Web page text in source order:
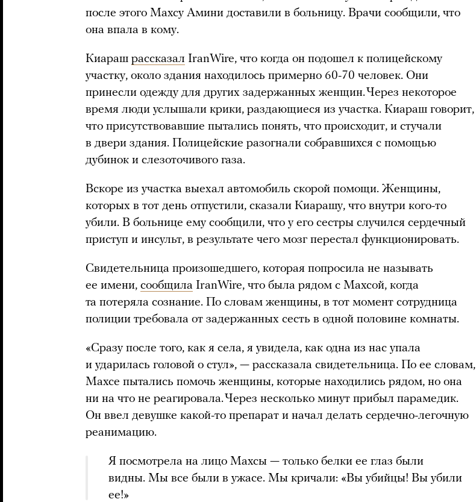
после этого Махсу Амини доставили в больницу. Врачи сообщили, что
она впала в кому.
Киараш рассказал IranWire, что когда он подошел к полицейскому
участку, около здания находилось примерно 60-70 человек. Они
принесли одежду для других задержанных женщин. Через некоторое
время люди услышали крики, раздающиеся из участка. Киараш говорит,
что присутствовавшие пытались понять, что происходит, и стучали
в двери здания. Полицейские разогнали собравшихся с помощью
дубинок и слезоточивого газа.
Вскоре из участка выехал автомобиль скорой помощи. Женщины,
которых в тот день отпустили, сказали Киарашу, что внутри кого-то
убили. В больнице ему сообщили, что у его сестры случился сердечный
приступ и инсульт, в результате чего мозг перестал функционировать.
Свидетельница произошедшего, которая попросила не называть
ее имени, сообщила IranWire, что была рядом с Махсой, когда
та потеряла сознание. По словам женщины, в тот момент сотрудница
полиции требовала от задержанных сесть в одной половине комнаты.
«Сразу после того, как я села, я увидела, как одна из нас упала
и ударилась головой о стул», — рассказала свидетельница. По ее словам,
Махсе пытались помочь женщины, которые находились рядом, но она
ни на что не реагировала. Через несколько минут прибыл парамедик.
Он ввел девушке какой-то препарат и начал делать сердечно-легочную
реанимацию.
Я посмотрела на лицо Махсы — только белки ее глаз были
видны. Мы все были в ужасе. Мы кричали: «Вы убийцы! Вы убили
ее!»